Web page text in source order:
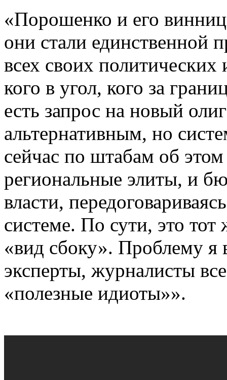
«Порошенко и его
они стали единственной
всех своих политических
кого в угол, кого за
есть запрос на новый
альтернативным, но
сейчас по штабам об этом
региональные элиты, и
власти,
системе. По сути, это
«вид сбоку». Проблему я
эксперты, журналисты
«полезные идиоты»».